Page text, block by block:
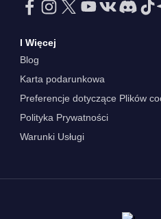
I Więcej
Blog
Karta podarunkowa
Preferencje dotyczące Plików
Polityka Prywatności
Warunki Usługi